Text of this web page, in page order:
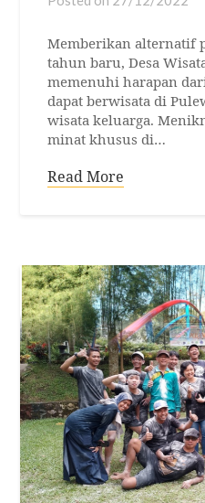
Memberikan alternatif
tahun baru, Desa
memenuhi harapan
dapat berwisata di
wisata keluarga.
minat khusus di…
Read More